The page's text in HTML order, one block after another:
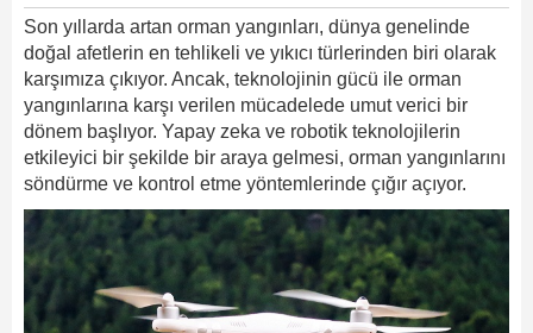
Son yıllarda artan orman yangınları, dünya genelinde
doğal afetlerin en tehlikeli ve yıkıcı türlerinden biri olarak
karşımıza çıkıyor. Ancak, teknolojinin gücü ile orman
yangınlarına karşı verilen mücadelede umut verici bir
dönem başlıyor. Yapay zeka ve robotik teknolojilerin
etkileyici bir şekilde bir araya gelmesi, orman yangınlarını
söndürme ve kontrol etme yöntemlerinde çığır açıyor.